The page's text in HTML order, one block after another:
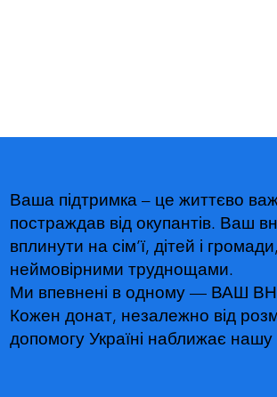
Ваша підтримка – це життєво
постраждав від окупантів. Ваш
вплинути на сім’ї, дітей і
неймовірними труднощами.
Ми впевнені в одному — ВАШ
Кожен донат, незалежно від
допомогу Україні наближає нашу